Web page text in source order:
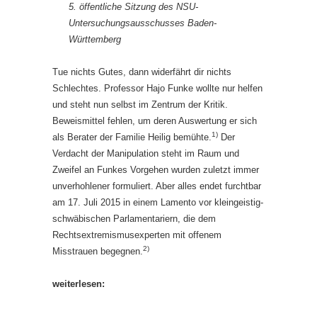
5. öffentliche Sitzung des NSU-
Untersuchungsausschusses Baden-
Württemberg
Tue nichts Gutes, dann widerfährt dir nichts
Schlechtes. Professor Hajo Funke wollte nur helfen
und steht nun selbst im Zentrum der Kritik.
Beweismittel fehlen, um deren Auswertung er sich
als Berater der Familie Heilig bemühte. 1) Der
Verdacht der Manipulation steht im Raum und
Zweifel an Funkes Vorgehen wurden zuletzt immer
unverhohlener formuliert. Aber alles endet furchtbar
am 17. Juli 2015 in einem Lamento vor kleingeistig-
schwäbischen Parlamentariern, die dem
Rechtsextremismusexperten mit offenem
Misstrauen begegnen. 2)
weiterlesen: